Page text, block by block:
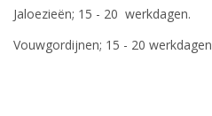
Jaloezieën; 15 - 20 werkdagen.
Vouwgordijnen; 15 - 20 werkdagen